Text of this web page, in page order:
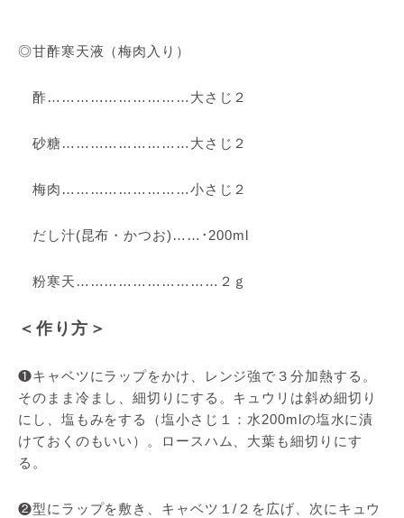
◎甘酢寒天液（梅肉入り）
酢…………………………大さじ２
砂糖………………………大さじ２
梅肉………………………小さじ２
だし汁(昆布・かつお)……･200ml
粉寒天…………………………２ｇ
＜作り方＞
❶キャベツにラップをかけ、レンジ強で３分加熱する。
そのまま冷まし、細切りにする。キュウリは斜め細切り
にし、塩もみをする（塩小さじ１：水200mlの塩水に漬
けておくのもいい）。ロースハム、大葉も細切りにす
る。
❷型にラップを敷き、キャベツ１/２を広げ、次にキュウ